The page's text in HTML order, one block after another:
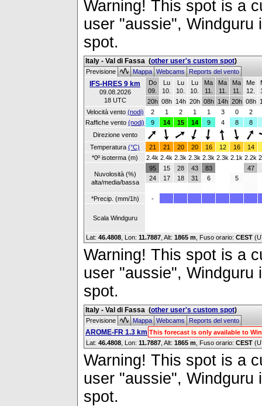
Warning! This spot is a
user "aussie",
spot.
Italy - Val di Fassa (other user's custom spot)
Previsione MappaWebcamsReports del vento
IFS-HRES 9 km
09.08.2026
18 UTC
Do
09.
Lu
10.
Lu
10.
Lu
10.
Ma
11.
Ma
11.
Ma
11.
Me
12.
20h 08h 14h 20h 08h 14h 20h 08h
Velocità vento (nodi) 2 1 2 1 1 3 0
2
Raffiche vento (nodi) 9 14 15 14 9 4 8
8
Direzione vento
Temperatura (°C) 21 21 20 20 16 12 16 14
*0º isoterma (m)
2.4k 2.4k 2.3k 2.3k 2.3k 2.3k 2.1k 2.2k
Nuvolosità (%)
alta/media/bassa
95
24
15
17
28
18
43
31
83
6
5
47
*Precip. (mm/1h) -
Scala Windguru
Lat: 46.4808 , Lon: 11.7887 Alt: 1865 m , Fuso orario: CEST
Warning! This spot is a
user "aussie",
spot.
Italy - Val di Fassa (other user's custom spot)
Previsione MappaWebcamsReports del vento
AROME-FR 1.3 km This forecast is only available to
Lat: 46.4808 , Lon: 11.7887 Alt: 1865 m , Fuso orario: CEST
Warning! This spot is a
user "aussie",
spot.